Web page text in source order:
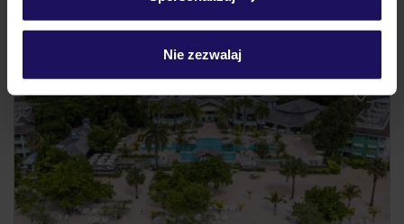
Nie zezwalaj
hotel dla dorosłych (18+)